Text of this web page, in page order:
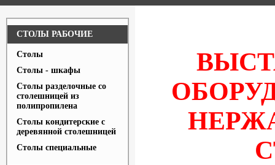
СТОЛЫ РАБОЧИЕ
Столы
Столы - шкафы
Столы разделочные со
столешницей из
полипропилена
Столы кондитерские с
деревянной столешницей
Столы специальные